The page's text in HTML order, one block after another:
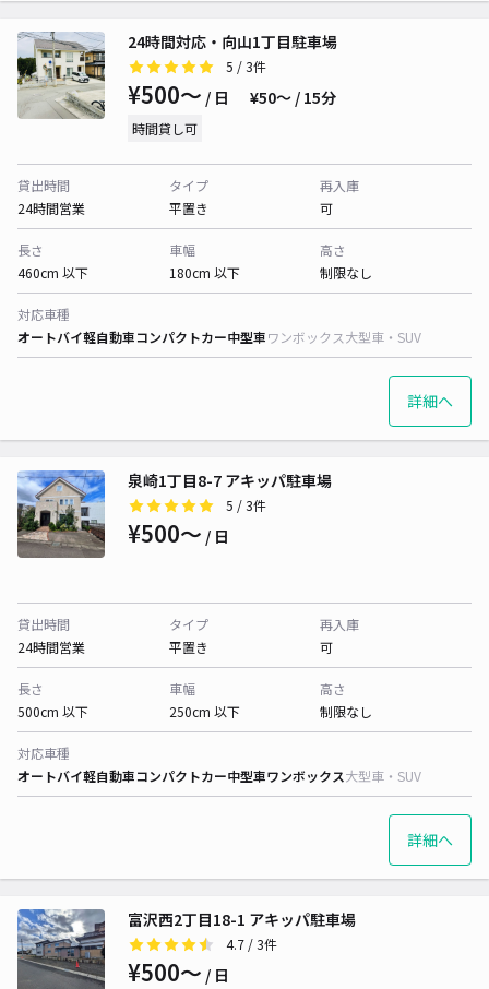
24時間対応・向山1丁目駐車場
5 / 3件
¥500〜 / 日 ¥50〜 / 15分
時間貸し可
貸出時間
24時間営業
タイプ
平置き
再入庫
可
長さ
460cm 以下
車幅
180cm 以下
高さ
制限なし
対応車種
オートバイ軽自動車コンパクトカー中型車ワンボックス大型車・SUV
詳細へ
泉崎1丁目8-7 アキッパ駐車場
5 / 3件
¥500〜 / 日
貸出時間
24時間営業
タイプ
平置き
再入庫
可
長さ
500cm 以下
車幅
250cm 以下
高さ
制限なし
対応車種
オートバイ軽自動車コンパクトカー中型車ワンボックス大型車・SUV
詳細へ
富沢西2丁目18-1 アキッパ駐車場
4.7 / 3件
¥500〜 / 日